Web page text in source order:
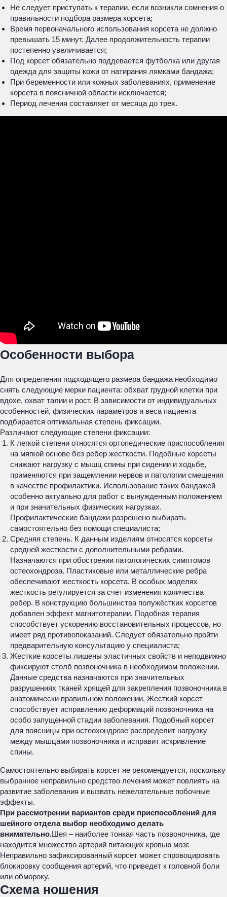
Не следует приступать к терапии, если возникли сомнения о
правильности подбора размера корсета;
Время первоначального использования корсета не должно
превышать 15 минут. Далее продолжительность терапии
постепенно увеличивается;
Под корсет обязательно поддевается футболка или другая
одежда для защиты кожи от натирания лямками бандажа;
При беременности или кожных заболеваниях, применение
корсета в поясничной области исключается;
Период лечения составляет от месяца до трех.
Особенности выбора
Для определения подходящего размера бандажа необходимо
снять следующие мерки пациента: обхват грудной клетки при
вдохе, охват талии и рост. В зависимости от индивидуальных
особенностей, физических параметров и веса пациента
подбирается оптимальная степень фиксации.
Различают следующие степени фиксации:
К легкой степени относятся ортопедические приспособления
на мягкой основе без ребер жесткости. Подобные корсеты
снижают нагрузку с мышц спины при сидении и ходьбе,
применяются при защемлении нервов и патологии смещения
в качестве профилактики. Использование таких бандажей
особенно актуально для работ с вынужденным положением
и при значительных физических нагрузках.
Профилактические бандажи разрешено выбирать
самостоятельно без помощи специалиста;
Средняя степень. К данным изделиям относятся корсеты
средней жесткости с дополнительными ребрами.
Назначаются при обострении патологических симптомов
остеохондроза. Пластиковые или металлические ребра
обеспечивают жесткость корсета. В особых моделях
жесткость регулируется за счет изменения количества
ребер. В конструкцию большинства полужёстких корсетов
добавлен эффект магнитотерапии. Подобная терапия
способствует ускорению восстановительных процессов, но
имеет ряд противопоказаний. Следует обязательно пройти
предварительную консультацию у специалиста;
Жесткие корсеты лишены эластичных свойств и неподвижно
фиксируют столб позвоночника в необходимом положении.
Данные средства назначаются при значительных
разрушениях тканей хрящей для закрепления позвоночника в
анатомически правильном положении. Жесткий корсет
способствует исправлению деформаций позвоночника на
особо запущенной стадии заболевания. Подобный корсет
для поясницы при остеохондрозе распределит нагрузку
между мышцами позвоночника и исправит искривление
спины.
Самостоятельно выбирать корсет не рекомендуется, поскольку
выбранное неправильно средство лечения может повлиять на
развитие заболевания и вызвать нежелательные побочные
эффекты.
При рассмотрении вариантов среди приспособлений для
шейного отдела выбор необходимо делать
внимательно.Шея – наиболее тонкая часть позвоночника, где
находится множество артерий питающих кровью мозг.
Неправильно зафиксированный корсет может спровоцировать
блокировку сообщения артерий, что приведет к головной боли
или обмороку.
Схема ношения